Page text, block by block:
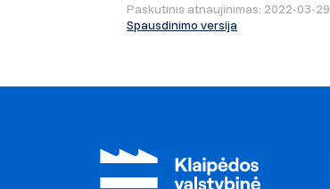
Paskutinis atnaujinimas: 2022-03-29
Spausdinimo versija